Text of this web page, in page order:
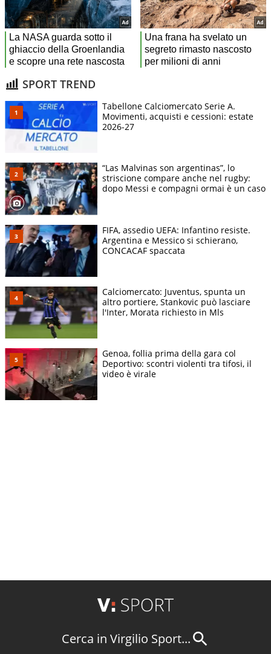
SPORT TREND
Tabellone Calciomercato Serie A.
Movimenti, acquisti e cessioni: estate
2026-27
“Las Malvinas son argentinas”, lo
striscione compare anche nel rugby:
dopo Messi e compagni ormai è un caso
FIFA, assedio UEFA: Infantino resiste.
Argentina e Messico si schierano,
CONCACAF spaccata
Calciomercato: Juventus, spunta un
altro portiere, Stankovic può lasciare
l'Inter, Morata richiesto in Mls
Genoa, follia prima della gara col
Deportivo: scontri violenti tra tifosi, il
video è virale
Cerca in Virgilio Sport...